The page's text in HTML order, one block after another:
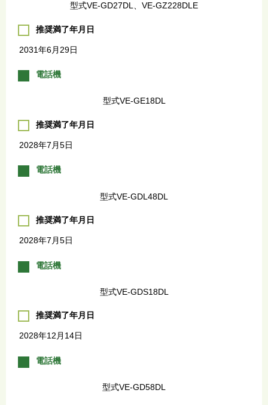
型式VE-GD27DL、VE-GZ228DLE
推奨満了年月日
2031年6月29日
電話機
型式VE-GE18DL
推奨満了年月日
2028年7月5日
電話機
型式VE-GDL48DL
推奨満了年月日
2028年7月5日
電話機
型式VE-GDS18DL
推奨満了年月日
2028年12月14日
電話機
型式VE-GD58DL